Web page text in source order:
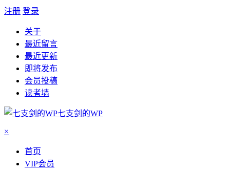
注册 登录
关于
最近留言
最近更新
即将发布
会员投稿
读者墙
七支剑的WP
×
首页
VIP会员